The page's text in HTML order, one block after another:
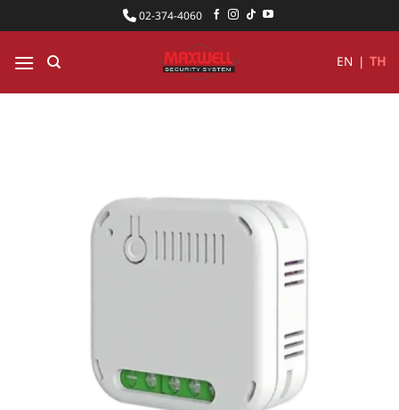
ไป
ยัง
เนื้อหา
02-374-4060
EN | TH